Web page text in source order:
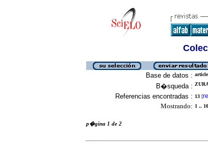
Base de datos : article
B�squeda :
Referencias encontradas : 13 [
Mostrando: 1 .. 10
p�gina 1 de 2